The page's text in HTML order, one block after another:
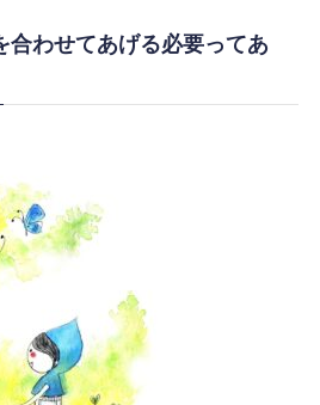
合わせてあげる必要ってあ